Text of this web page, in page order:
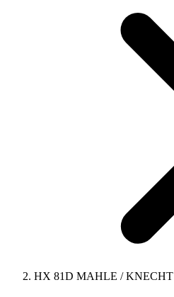
HX 81D MAHLE / KNECHT